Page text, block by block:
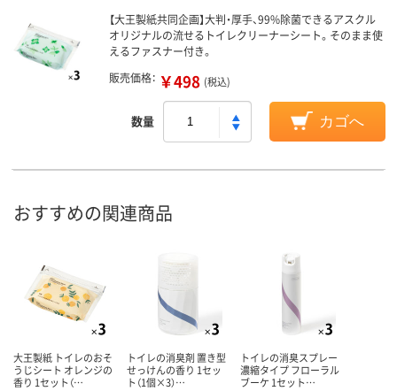
【大王製紙共同企画】大判・厚手、99%除菌できるアスクル
オリジナルの流せるトイレクリーナーシート。そのまま使
えるファスナー付き。
販売価格： ￥498 (税込)
数量 カゴへ
おすすめの関連商品
大王製紙 トイレのおそ
うじシート オレンジの
香り 1セット（…
トイレの消臭剤 置き型
せっけんの香り 1セッ
ト（1個×3）…
トイレの消臭スプレー
濃縮タイプ フローラル
ブーケ 1セット…